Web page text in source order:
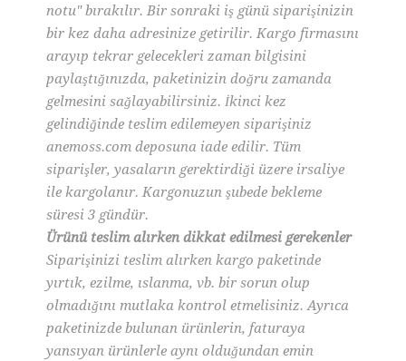
notu" bırakılır. Bir sonraki iş günü siparişinizin
bir kez daha adresinize getirilir. Kargo firmasını
arayıp tekrar gelecekleri zaman bilgisini
paylaştığınızda, paketinizin doğru zamanda
gelmesini sağlayabilirsiniz. İkinci kez
gelindiğinde teslim edilemeyen siparişiniz
anemoss.com deposuna iade edilir. Tüm
siparişler, yasaların gerektirdiği üzere irsaliye
ile kargolanır. Kargonuzun şubede bekleme
süresi 3 gündür.
Ürünü teslim alırken dikkat edilmesi gerekenler
Siparişinizi teslim alırken kargo paketinde
yırtık, ezilme, ıslanma, vb. bir sorun olup
olmadığını mutlaka kontrol etmelisiniz. Ayrıca
paketinizde bulunan ürünlerin, faturaya
yansıyan ürünlerle aynı olduğundan emin